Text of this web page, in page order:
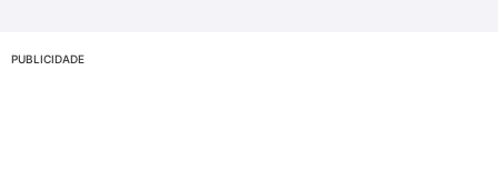
PUBLICIDADE